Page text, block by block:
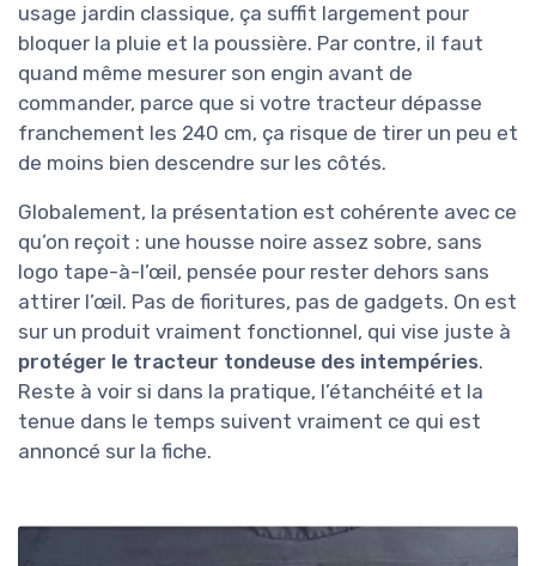
usage jardin classique, ça suffit largement pour
bloquer la pluie et la poussière. Par contre, il faut
quand même mesurer son engin avant de
commander, parce que si votre tracteur dépasse
franchement les 240 cm, ça risque de tirer un peu et
de moins bien descendre sur les côtés.
Globalement, la présentation est cohérente avec ce
qu’on reçoit : une housse noire assez sobre, sans
logo tape-à-l’œil, pensée pour rester dehors sans
attirer l’œil. Pas de fioritures, pas de gadgets. On est
sur un produit vraiment fonctionnel, qui vise juste à
protéger le tracteur tondeuse des intempéries.
Reste à voir si dans la pratique, l’étanchéité et la
tenue dans le temps suivent vraiment ce qui est
annoncé sur la fiche.